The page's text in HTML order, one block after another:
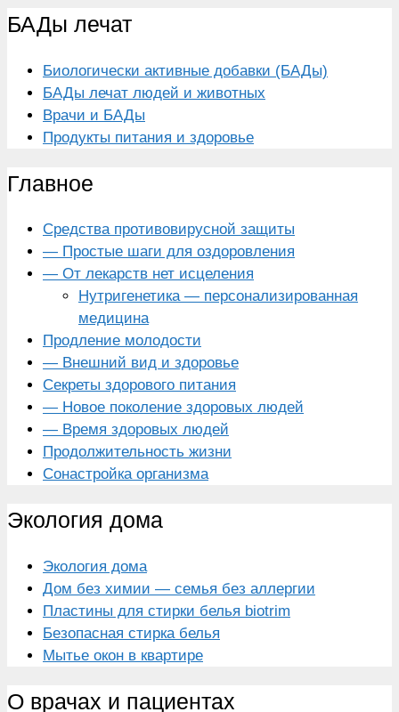
БАДы лечат
Биологически активные добавки (БАДы)
БАДы лечат людей и животных
Врачи и БАДы
Продукты питания и здоровье
Главное
Средства противовирусной защиты
— Простые шаги для оздоровления
— От лекарств нет исцеления
Нутригенетика — персонализированная
медицина
Продление молодости
— Внешний вид и здоровье
Секреты здорового питания
— Новое поколение здоровых людей
— Время здоровых людей
Продолжительность жизни
Сонастройка организма
Экология дома
Экология дома
Дом без химии — семья без аллергии
Пластины для стирки белья biotrim
Безопасная стирка белья
Мытье окон в квартире
О врачах и пациентах